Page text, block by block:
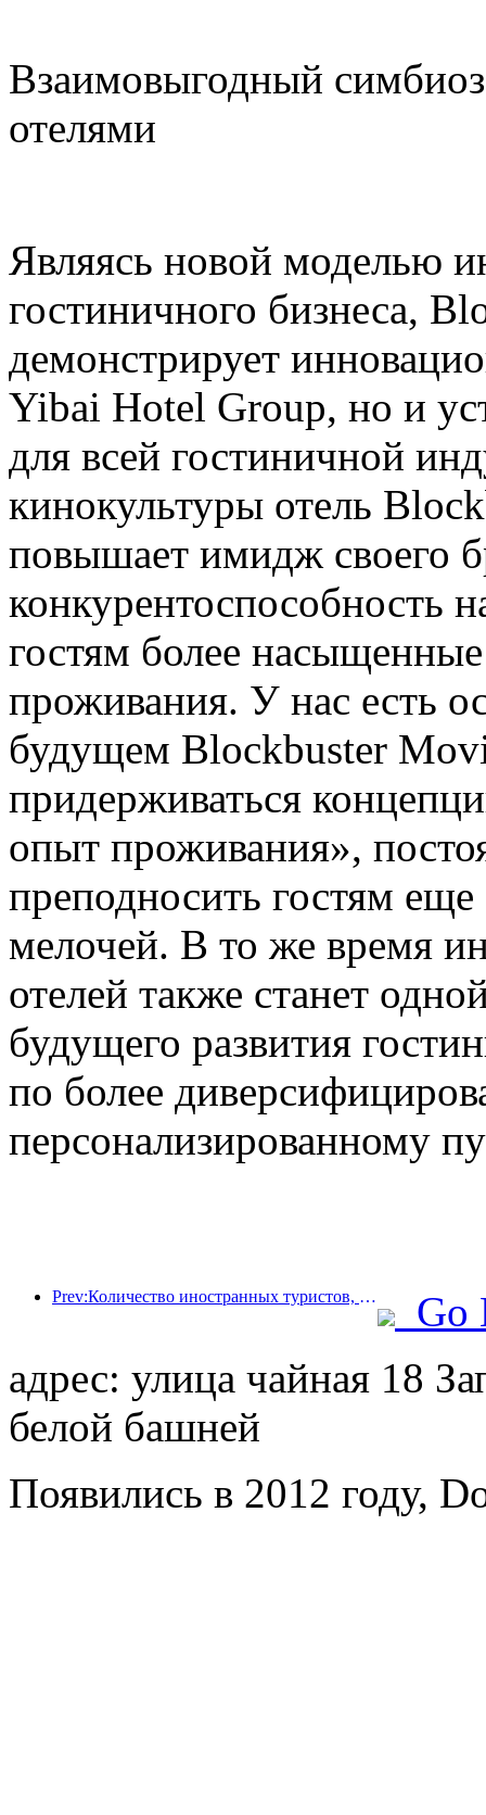
Взаимовыгодный
отелями
Являясь новой моделью
гостиничного бизнеса,
демонстрирует
Yibai Hotel Group, но и
для всей гостиничной
кинокультуры отель
повышает имидж своего
конкурентоспособность
гостям более
проживания. У нас есть
будущем Blockbuster
придерживаться
опыт проживания»,
преподносить гостям
мелочей. В то же время
отелей также станет
будущего развития
по более
персонализированному
Prev:Количество иностранных туристов, принятых отелями Jinjiang Hotels (Китай), выросло более чем в 9 раз по сравнению с прошлым годом
Go
адрес: улица чайная 18
белой башней
Появились в 2012 году,